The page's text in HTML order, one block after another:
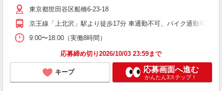
東京都世田谷区船橋6-23-18
京王線「上北沢」駅より徒歩17分 車通勤不可、バイク通勤可
9:00〜18:00（実働8時間）
応募締め切り2026/10/03 23:59まで
キープ 応募画面へ進む
かんたん3ステップ！